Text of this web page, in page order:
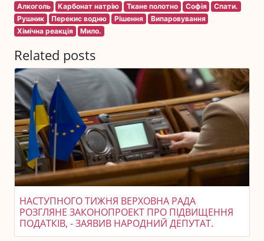
Алкоголь
Карбонат натрію Ткане полотно Софія
Спати.
Рушник
Перекис водню Рішення
Випаровування
Хімічна реакція
Мило.
Related posts
НАСТУПНОГО ТИЖНЯ ВЕРХОВНА РАДА
РОЗГЛЯНЕ ЗАКОНОПРОЕКТ ПРО ПІДВИЩЕННЯ
ПОДАТКІВ, - ЗАЯВИВ НАРОДНИЙ ДЕПУТАТ.